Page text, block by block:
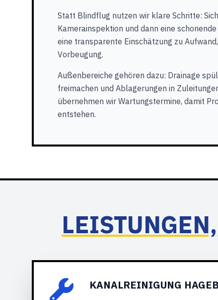
Statt Blindflug nutzen wir klare Schritte:
Kamerainspektion und dann eine
eine transparente Einschätzung zu
Vorbeugung.
Außenbereiche gehören dazu: Drainage
freimachen und Ablagerungen in
übernehmen wir Wartungstermine, damit
entstehen.
KANALREINIGUNG